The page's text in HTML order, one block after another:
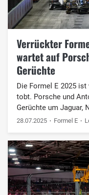
Verrückter
wartet auf
Gerüchte
Die Formel E 2025
tobt. Porsche und
Gerüchte um Jaguar,
28.07.2025 Formel E